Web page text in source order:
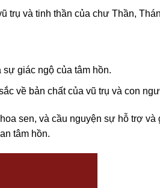
trụ và tinh thần của chư Thần,
giác ngộ của tâm hồn.
về bản chất của vũ trụ và con
sen, và cầu nguyện sự hỗ trợ và
tâm hồn.